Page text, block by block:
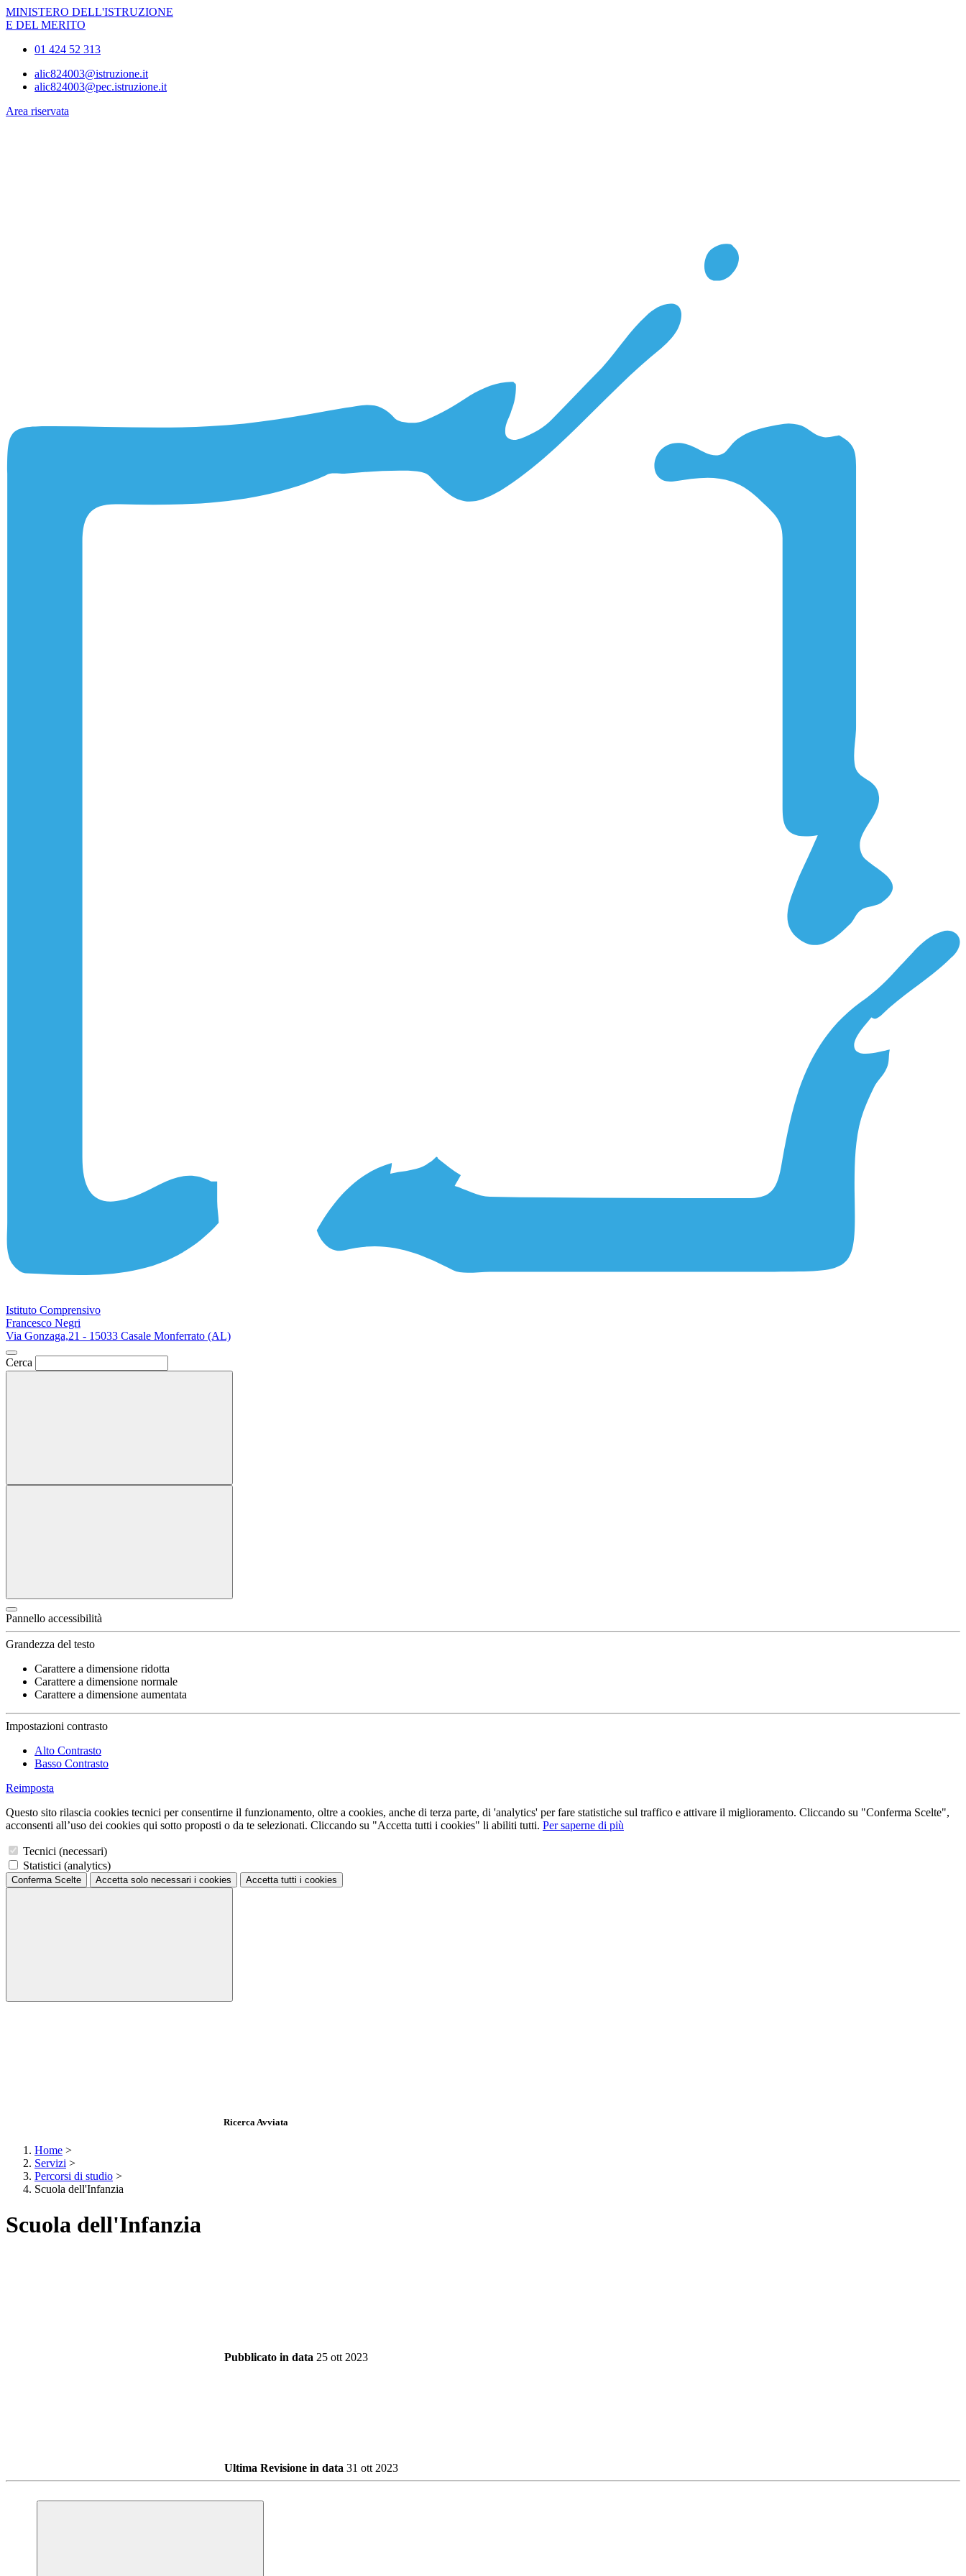
MINISTERO DELL'ISTRUZIONE
E DEL MERITO
01 424 52 313
alic824003@istruzione.it
alic824003@pec.istruzione.it
Area riservata
Istituto Comprensivo
Francesco Negri
Via Gonzaga,21 - 15033 Casale Monferrato (AL)
Cerca
Pannello accessibilità
Grandezza del testo
Carattere a dimensione ridotta
Carattere a dimensione normale
Carattere a dimensione aumentata
Impostazioni contrasto
Alto Contrasto
Basso Contrasto
Reimposta
Questo sito rilascia cookies tecnici per consentirne il funzionamento, oltre a cookies, anche di terza parte, di 'analytics' per fare statistiche sul traffico e attivare il miglioramento. Cliccando su "Conferma Scelte",
acconsenti all’uso dei cookies qui sotto proposti o da te selezionati. Cliccando su "Accetta tutti i cookies" li abiliti tutti. Per saperne di più
Tecnici (necessari)
Statistici (analytics)
Conferma Scelte Accetta solo necessari i cookies Accetta tutti i cookies
Ricerca Avviata
Home >
Servizi >
Percorsi di studio >
Scuola dell'Infanzia
Scuola dell'Infanzia
Pubblicato in data 25 ott 2023
Ultima Revisione in data 31 ott 2023